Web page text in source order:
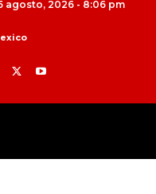
agosto, 2026 - 8:06 pm
98.9 FM | ATLACOMULCO